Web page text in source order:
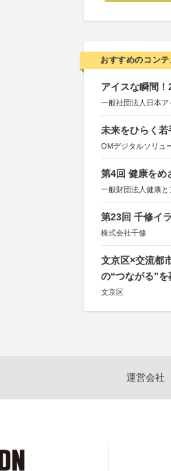
おすすめのコンテ
アイスな瞬間
一般社団法人日本
未来をひらく
OMデジタルソリュ
第4回 健康をめ
一般財団法人健康
第23回 千修イ
株式会社千修
文京区×交流都
の“つながる”を
文京区
運営会社